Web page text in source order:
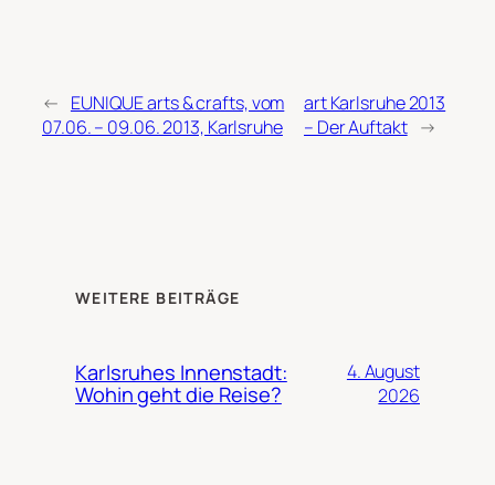
← EUNIQUE arts & crafts, vom
07.06. – 09.06. 2013, Karlsruhe
art Karlsruhe 2013
– Der Auftakt →
WEITERE BEITRÄGE
Karlsruhes Innenstadt:
Wohin geht die Reise?
4. August
2026